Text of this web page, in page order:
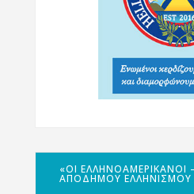
«ΟΙ ΕΛΛΗΝΟΑΜΕΡΙΚΑΝΟΊ
ΑΠΌΔΗΜΟΥ